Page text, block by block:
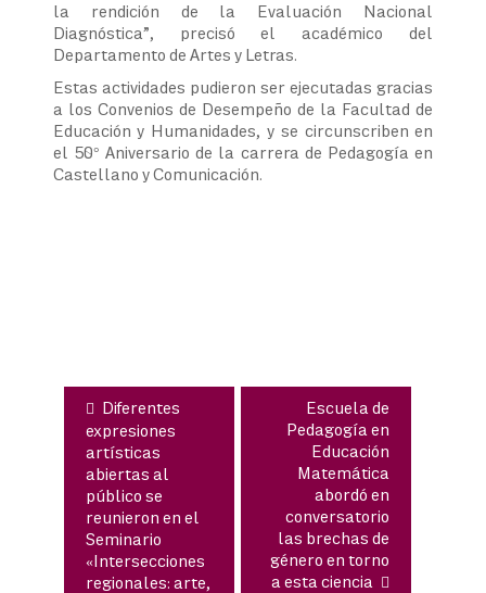
la rendición de la Evaluación Nacional
Diagnóstica”, precisó el académico del
Departamento de Artes y Letras.
Estas actividades pudieron ser ejecutadas gracias
a los Convenios de Desempeño de la Facultad de
Educación y Humanidades, y se circunscriben en
el 50° Aniversario de la carrera de Pedagogía en
Castellano y Comunicación.
Diferentes
expresiones
artísticas
abiertas al
público se
reunieron en el
Seminario
«Intersecciones
regionales: arte,
Escuela de
Pedagogía en
Educación
Matemática
abordó en
conversatorio
las brechas de
género en torno
a esta ciencia